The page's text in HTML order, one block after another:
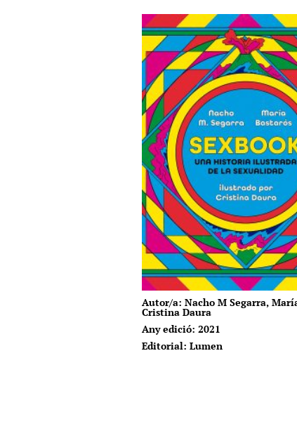
Autor/a: Nacho M Segarra,
Cristina Daura
Any edició: 2021
Editorial: Lumen